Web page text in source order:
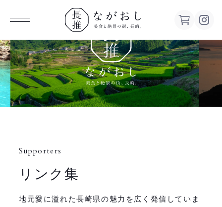
ながお
し 美食
と絶景の
Supporters
リンク集
地元愛に溢れた長崎県の魅力を広く発信していま